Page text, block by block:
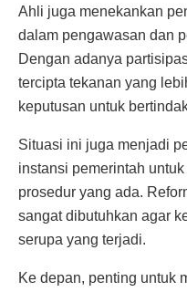
Ahli juga menekankan
dalam pengawasan dan
Dengan adanya
tercipta tekanan yang
keputusan untuk
Situasi ini juga menjadi
instansi pemerintah
prosedur yang ada.
sangat dibutuhkan agar
serupa yang terjadi.
Ke depan, penting untuk